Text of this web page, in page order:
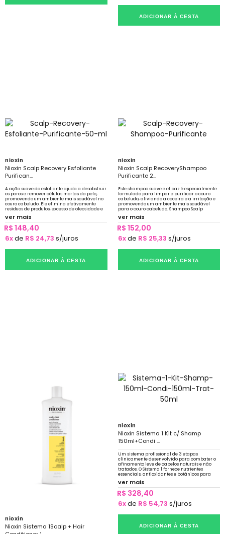
ADICIONAR À CESTA
nioxin
Nioxin Scalp Recovery Esfoliante
Purifican...
A ação suave do esfoliante ajuda a desobstruir
os poros e remover células mortas da pele,
promovendo um ambiente mais saudável no
couro cabeludo. Ele elimina efetivamente
resíduos de produtos, excesso de oleosidade e
impurezas
ver mais
R$ 148,40
6xde R$ 24,73 s/juros
ADICIONAR À CESTA
nioxin
Nioxin Scalp RecoveryShampoo
Purificante 2...
Este shampoo suave e eficaz é especialmente
formulado para limpar e purificar o couro
cabeludo, aliviando a coceira e a irritação e
promovendo um ambiente mais saudável
para o couro cabeludo. Shampoo Scalp
Recovery promove a remoção de flocos de
caspa
ver mais
R$ 152,00
6xde R$ 25,33 s/juros
ADICIONAR À CESTA
nioxin
Nioxin Sistema 1Scalp + Hair
nioxin
Nioxin Sistema 1 Kit c/ Shamp
150ml+Condi ...
Um sistema profissional de 3 etapas
clinicamente desenvolvido para combater o
afinamento leve de cabelos naturais e não
tratados. O Sistema 1 fornece nutrientes
essenciais, antioxidantes e botânicos para
refrescar, nutrir e proteger
ver mais
R$ 328,40
6xde R$ 54,73 s/juros
ADICIONAR À CESTA